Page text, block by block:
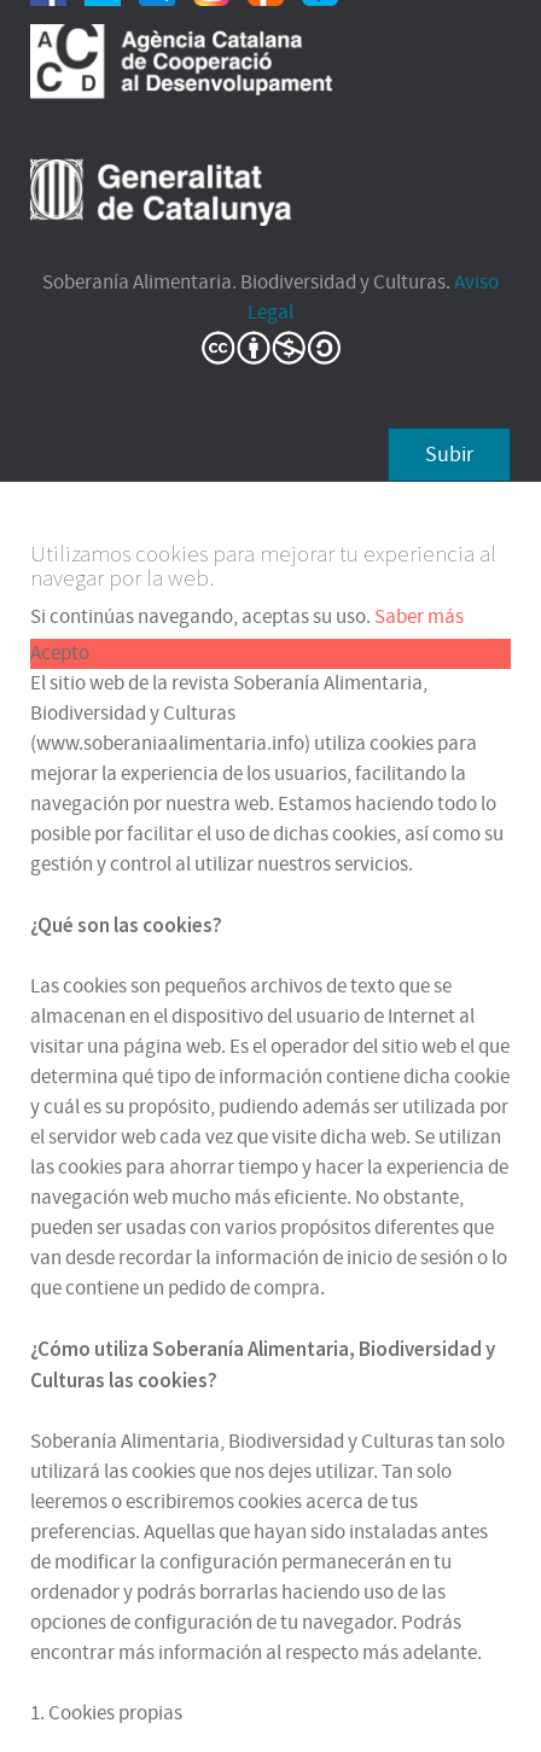
Soberanía Alimentaria. Biodiversidad y Culturas.Aviso
Legal
Subir
Utilizamos cookies para mejorar tu experiencia al
navegar por la web.
Si continúas navegando, aceptas su uso. Saber más
Acepto
El sitio web de la revista Soberanía Alimentaria,
Biodiversidad y Culturas
(www.soberaniaalimentaria.info) utiliza cookies para
mejorar la experiencia de los usuarios, facilitando la
navegación por nuestra web. Estamos haciendo todo lo
posible por facilitar el uso de dichas cookies, así como su
gestión y control al utilizar nuestros servicios.
¿Qué son las cookies?
Las cookies son pequeños archivos de texto que se
almacenan en el dispositivo del usuario de Internet al
visitar una página web. Es el operador del sitio web el que
determina qué tipo de información contiene dicha cookie
y cuál es su propósito, pudiendo además ser utilizada por
el servidor web cada vez que visite dicha web. Se utilizan
las cookies para ahorrar tiempo y hacer la experiencia de
navegación web mucho más eficiente. No obstante,
pueden ser usadas con varios propósitos diferentes que
van desde recordar la información de inicio de sesión o lo
que contiene un pedido de compra.
¿Cómo utilizaSoberanía Alimentaria, Biodiversidad y
Culturas las cookies?
Soberanía Alimentaria, Biodiversidad y Culturas tan solo
utilizará las cookies que nos dejes utilizar. Tan solo
leeremos o escribiremos cookies acerca de tus
preferencias. Aquellas que hayan sido instaladas antes
de modificar la configuración permanecerán en tu
ordenador y podrás borrarlas haciendo uso de las
opciones de configuración de tu navegador. Podrás
encontrar más información al respecto más adelante.
1. Cookies propias